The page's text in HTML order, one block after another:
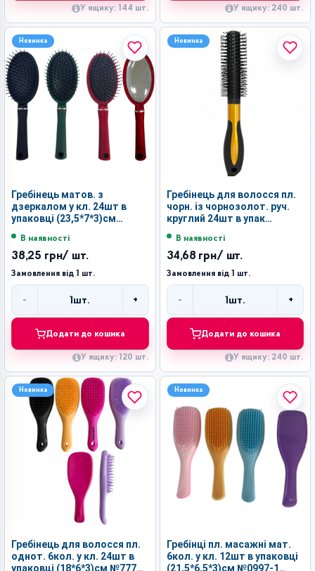
У ящику: 144 шт. У ящику: 240 шт.
Новинка
Гребінець матов. з
дзеркалом у кл. 24шт в
упаковці (23,5*7*3)см
В наявності
38,25 грн/ шт.
Замовлення від 1 шт.
- 1 шт. +
Додати до кошика
У ящику: 120 шт.
Новинка
Гребінець для волосся пл.
чорн. із чорнозолот. руч.
круглий 24шт в упак
В наявності
34,68 грн/ шт.
Замовлення від 1 шт.
- 1 шт. +
Додати до кошика
У ящику: 240 шт.
Новинка
Гребінець для волосся пл.
однот. 6кол. у кл. 24шт в
упаковці (18*6*3)см №777
Новинка
Гребінці пл. масажні мат.
6кол. у кл. 12шт в упаковці
(21,5*6,5*3)см №0997-1